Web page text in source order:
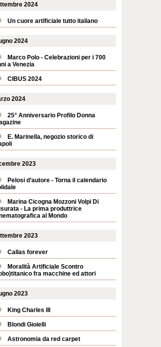
2024
Un cuore artificiale tutto italiano
2024
Marco Polo - Celebrazioni per i 700
a Venezia
CIBUS 2024
2024
25° Anniversario Profilo Donna
E. Marinella, negozio storico di
2023
Pelosi d’autore - Torna il calendario
Marina Cicogna Mozzoni Volpi Di
- La prima produttrice
al Mondo
2023
Callas forever
Moralità Artificiale Scontro
fra macchine ed attori
2023
King Charles III
Blondi Gioielli
Astronomia da red carpet